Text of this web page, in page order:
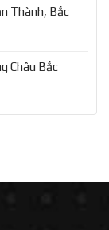
Thành, Bắc
Châu Bắc